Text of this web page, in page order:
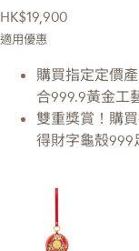
HK$19,900
適用優惠
購買指定定價
合999.9黃金工
雙重獎賞！購
得財字龜殼999